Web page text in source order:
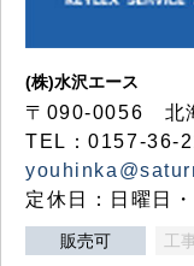
(株)水沢エース
〒090-0056 北
TEL：0157-36-
定休日：日曜日
販売可 工